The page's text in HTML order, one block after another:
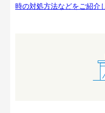
時の対処方法などをご紹介